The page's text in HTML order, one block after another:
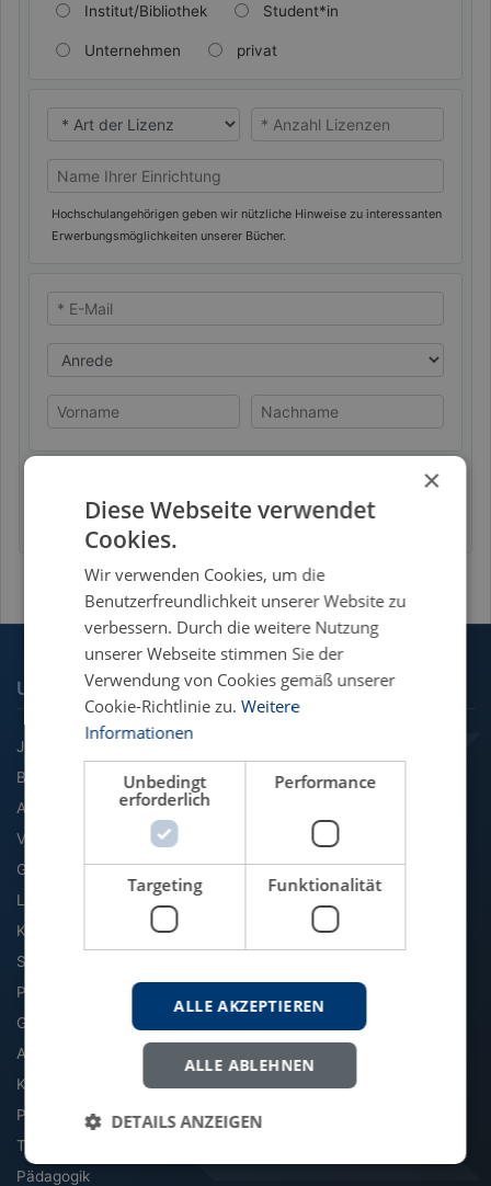
Institut/Bibliothek
Student*in
Unternehmen privat
* Ich benötige eine * Ich benötige eine
Name Ihrer Universität/Hochschule (oder privat)
Hochschulangehörigen geben wir nützliche Hinweise zu interessanten
Erwerbungsmöglichkeiten unserer Bücher.
* E-Mail
Anrede
Vorname Nachname
Absenden
UNSERE FACHGEBIETE
Jura
BWL
Agrarwissenschaft
VWL
Geographie
Literatur & Sprache
Kommunikation & Medien
Soziologie
Politik
Geschichte
Archäologie & Altertum
Kultur, Kunst & Musik
Philosophie
Theologie & Religion
Pädagogik
×
Diese Webseite verwendet
Cookies.
Wir verwenden Cookies, um die
Benutzerfreundlichkeit unserer Website zu
verbessern. Durch die weitere Nutzung
unserer Webseite stimmen Sie der
Verwendung von Cookies gemäß unserer
Cookie-Richtlinie zu. Weitere
Informationen
Unbedingt
erforderlich
Performance
Targeting Funktionalität
ALLE AKZEPTIEREN
ALLE ABLEHNEN
DETAILS ANZEIGEN